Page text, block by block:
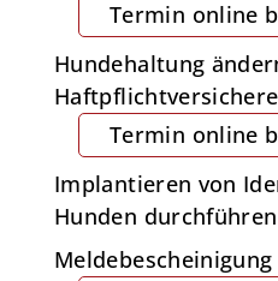
Termin online
Hundehaltung
Termin online
Implantieren von
Hunden durchführen